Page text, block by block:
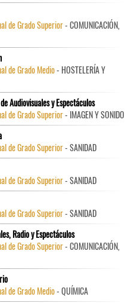
de Grado Superior- COMUNICACIÓN,
de Grado Medio- HOSTELERÍA Y
Audiovisuales y Espectáculos
de Grado Superior- IMAGEN Y SONIDO
de Grado Superior- SANIDAD
de Grado Superior- SANIDAD
de Grado Superior- SANIDAD
Radio y Espectáculos
de Grado Superior- COMUNICACIÓN,
de Grado Medio- QUÍMICA